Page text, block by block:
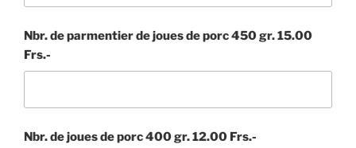
Nbr. de parmentier de joues de porc 450 gr. 15.00
Frs.-
Nbr. de joues de porc 400 gr. 12.00 Frs.-